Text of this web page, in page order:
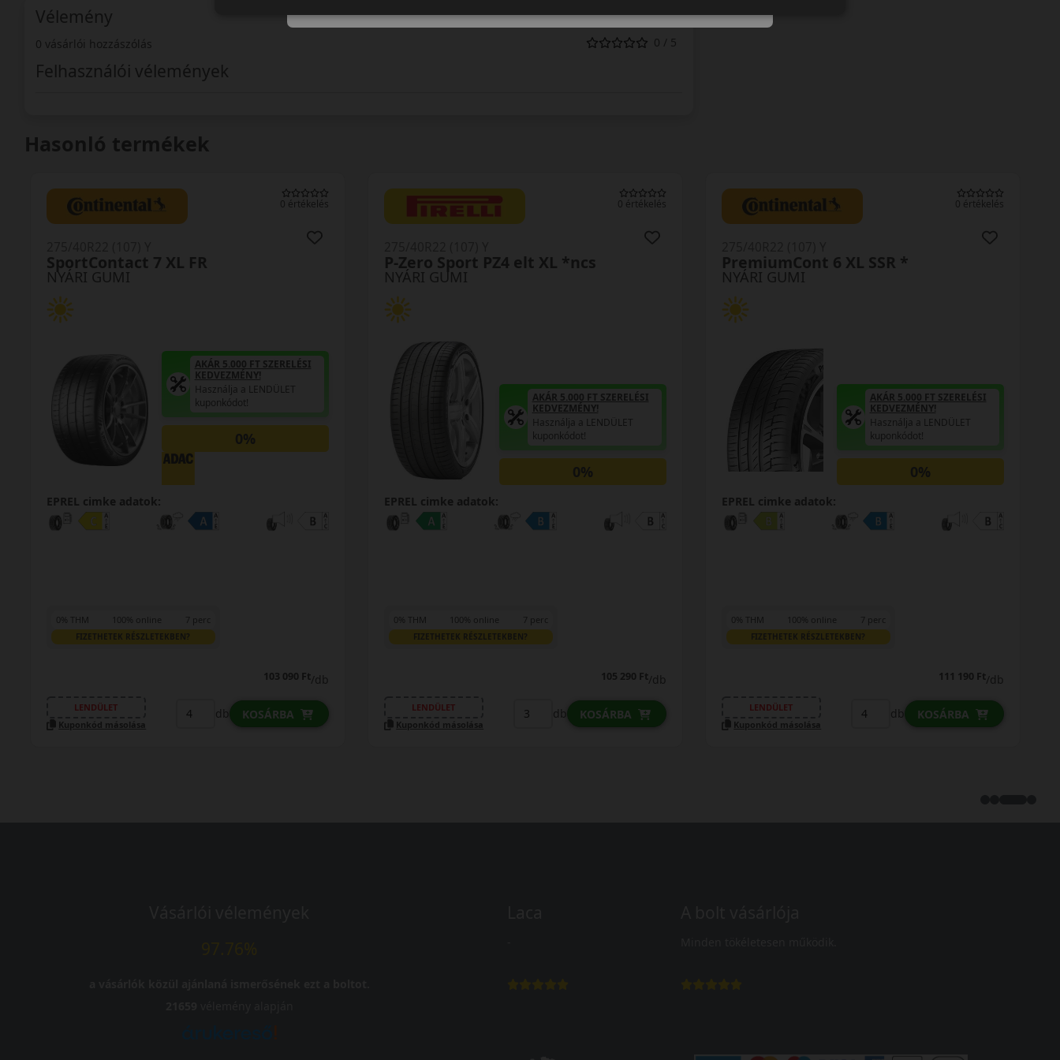
Vélemény
0 vásárlói hozzászólás 0 / 5
Felhasználói vélemények
Hasonló termékek
0 értékelés
NYÁRI GUMI
SportContact 7 XL FR
AKÁR 5.000 FT SZERELÉSI
KEDVEZMÉNY!
Használja a LENDÜLET
kuponkódot!
0%
EPREL cimke adatok:
0% THM 100% online 7 perc
FIZETHETEK RÉSZLETEKBEN?
103 090 Ft/db
LENDÜLET
Kuponkód másolása
db KOSÁRBA
0 értékelés
NYÁRI GUMI
P-Zero Sport PZ4 elt XL *ncs
AKÁR 5.000 FT SZERELÉSI
KEDVEZMÉNY!
Használja a LENDÜLET
kuponkódot!
0%
EPREL cimke adatok:
0% THM 100% online 7 perc
FIZETHETEK RÉSZLETEKBEN?
105 290 Ft/db
LENDÜLET
Kuponkód másolása
db KOSÁRBA
0 értékelés
NYÁRI GUMI
PremiumCont 6 XL SSR *
AKÁR 5.000 FT SZERELÉSI
KEDVEZMÉNY!
Használja a LENDÜLET
kuponkódot!
0%
EPREL cimke adatok:
0% THM 100% online 7 perc
FIZETHETEK RÉSZLETEKBEN?
111 190 Ft/db
LENDÜLET
Kuponkód másolása
db KOSÁRBA